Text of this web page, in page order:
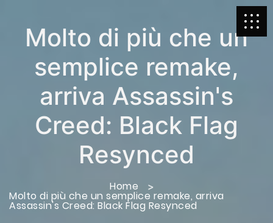
Molto di più che un
semplice remake,
arriva Assassin's
Creed: Black Flag
Resynced
Home
Molto di più che un semplice remake, arriva
Assassin's Creed: Black Flag Resynced